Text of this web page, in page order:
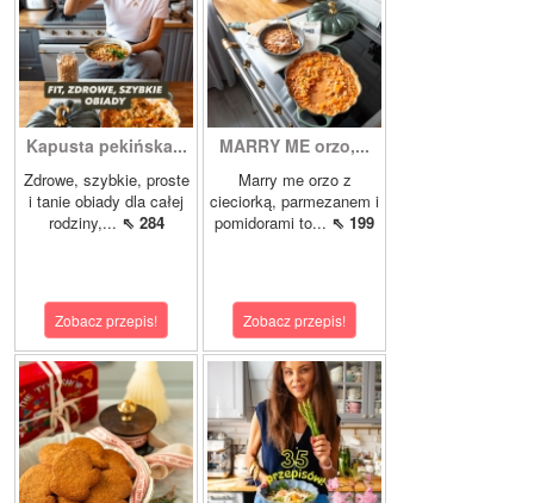
Kapusta pekińska...
Zdrowe, szybkie, proste
i tanie obiady dla całej
rodziny,... ⇖ 284
Zobacz przepis!
MARRY ME orzo,...
Marry me orzo z
cieciorką, parmezanem i
pomidorami to... ⇖ 199
Zobacz przepis!